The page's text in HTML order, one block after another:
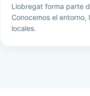
Llobregat forma parte
Conocemos el
locales.